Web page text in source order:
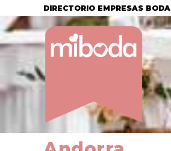
al
contenido
DIRECTORIO EMPRESAS BODA